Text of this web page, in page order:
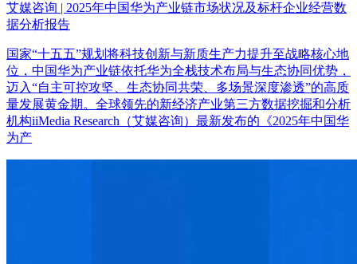
艾媒咨询 | 2025年中国华为产业链市场状况及标杆企业经营数
据分析报告
国家“十五五”规划将科技创新与新质生产力提升至战略核心地
位，中国华为产业链依托华为全栈技术布局与生态协同优势，
迈入“自主可控攻坚、生态协同共荣、多场景深度渗透”的高质
量发展黄金期。全球领先的新经济产业第三方数据挖掘和分析
机构iiMedia Research（艾媒咨询）最新发布的《2025年中国华
为产